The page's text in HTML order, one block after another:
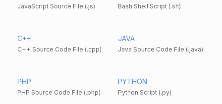
JavaScript Source File (.js) Bash Shell Script (.sh)
C++
C++ Source Code File (.cpp)
JAVA
Java Source Code File (.java)
PHP
PHP Source Code File (.php)
PYTHON
Python Script (.py)